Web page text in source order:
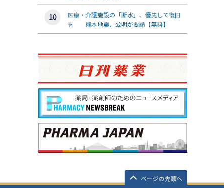
医療・介護施設の「断水」、優先して復旧
を 熊本地震、公明が要請【無料】
ページの先頭へ